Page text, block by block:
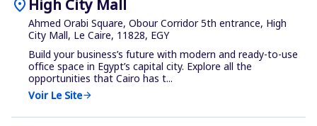
location_on High City Mall
Ahmed Orabi Square, Obour Corridor 5th entrance, High
City Mall, Le Caire, 11828, EGY
Build your business’s future with modern and ready-to-use
office space in Egypt’s capital city. Explore all the
opportunities that Cairo has t...
Voir Le Sitearrow_forward